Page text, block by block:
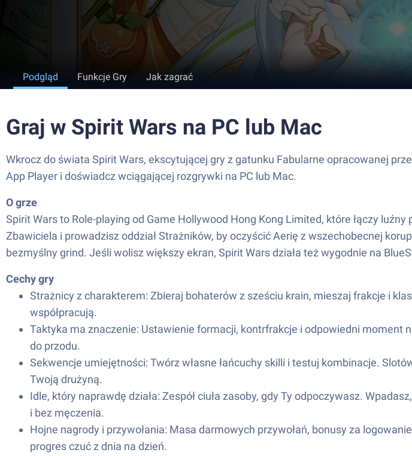
Podgląd Funkcje Gry Jak zagrać
Graj w Spirit Wars na PC lub Mac
Wkrocz do świata Spirit Wars, ekscytującej gry z gatunku Fabularne opracowanej
App Player i doświadcz wciągającej rozgrywki na PC lub Mac.
O grze
Spirit Wars to Role-playing od Game Hollywood Hong Kong Limited, które łączy
Zbawiciela i prowadzisz oddział Strażników, by oczyścić Aerię z wszechobecnej
bezmyślny grind. Jeśli wolisz większy ekran, Spirit Wars działa też wygodnie na
Cechy gry
Strażnicy z charakterem: Zbieraj bohaterów z sześciu krain, mieszaj frakcje i
współpracują.
Taktyka ma znaczenie: Ustawienie formacji, kontrfrakcje i odpowiedni moment
do przodu.
Sekwencje umiejętności: Twórz własne łańcuchy skilli i testuj kombinacje.
Twoją drużyną.
Idle, który naprawdę działa: Zespół ciuła zasoby, gdy Ty odpoczywasz.
i bez męczenia.
Hojne nagrody i przywołania: Masa darmowych przywołań, bonusy za
progres czuć z dnia na dzień.